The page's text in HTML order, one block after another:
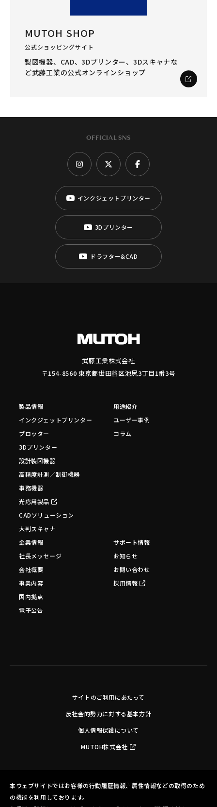
MUTOH SHOP
公式ショッピングサイト
製図機器、CAD、3Dプリンター、3Dスキャナな
ど武藤工業の公式オンラインショップ
OFFICIAL SNS
インクジェットプリンター
3Dプリンター
ドラフター&CAD
武藤工業株式会社
〒154-8560 東京都世田谷区池尻3丁目1番3号
製品情報
インクジェットプリンター
プロッター
3Dプリンター
設計製図機器
高精度計測／制御機器
事務機器
光応用製品
CADソリューション
大判スキャナ
用途紹介
ユーザー事例
コラム
企業情報
社長メッセージ
会社概要
事業内容
国内拠点
電子公告
サポート情報
お知らせ
お問い合わせ
採用情報
サイトのご利用にあたって
反社会的勢力に対する基本方針
個人情報保護について
MUTOH株式会社
Copyright©MUTOH INDUSTRIES LTD. All Rights Reserved.
本ウェブサイトではお客様の行動履歴情報、属性情報などの取得のため
の機能を利用しております。